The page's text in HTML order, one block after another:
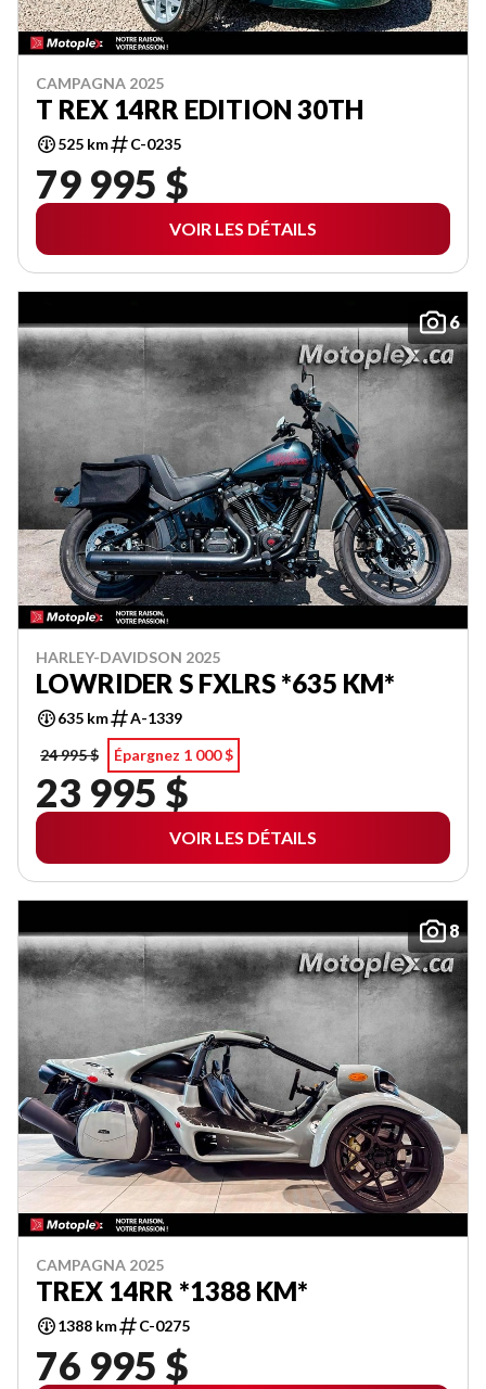
CAMPAGNA 2025
T REX 14RR EDITION 30TH
525 km C-0235
79 995 $
VOIR LES DÉTAILS
6
HARLEY-DAVIDSON 2025
LOWRIDER S FXLRS *635 KM*
635 km
A-1339
24 995 $
Épargnez 1 000 $
23 995 $
VOIR LES DÉTAILS
8
CAMPAGNA 2025
TREX 14RR *1388 KM*
1388 km C-0275
76 995 $